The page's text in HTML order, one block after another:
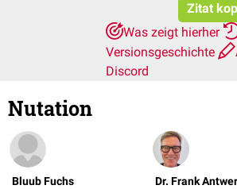
Zitat
Was zeigt hierher
Versionsgeschichte
Discord
Nutation
Bluub Fuchs Dr. Frank